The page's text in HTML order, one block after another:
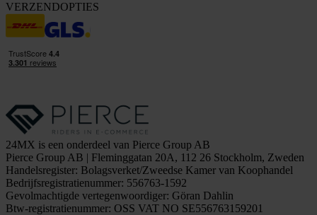
VERZENDOPTIES
24MX is een onderdeel van Pierce Group AB
Pierce Group AB | Fleminggatan 20A, 112 26 Stockholm, Zweden
Handelsregister: Bolagsverket/Zweedse Kamer van Koophandel
Bedrijfsregistratienummer: 556763-1592
Gevolmachtigde vertegenwoordiger: Göran Dahlin
Btw-registratienummer: OSS VAT NO SE556763159201